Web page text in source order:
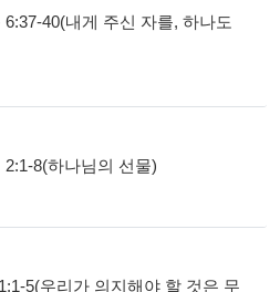
40(내게 주신 자를, 하나도
8(하나님의 선물)
5(우리가 의지해야 할 것은 무